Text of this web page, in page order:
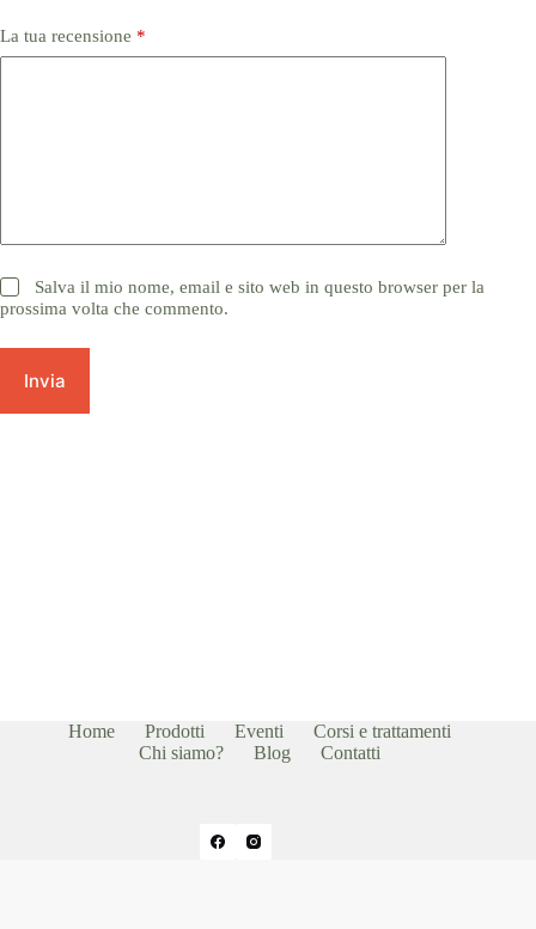
La tua recensione *
Salva il mio nome, email e sito web in questo browser per la
prossima volta che commento.
Invia
Home Prodotti Eventi
Corsi e trattamenti
Chi siamo?
Blog Contatti